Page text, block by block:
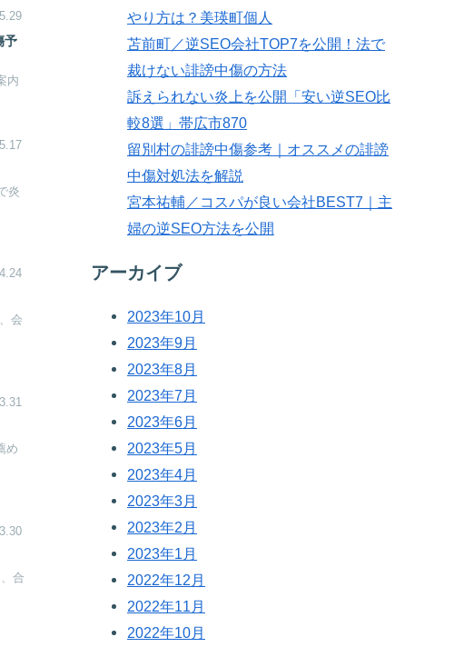
予
内
炎
会
め
合
やり方は？美瑛町個人
苫前町／逆SEO会社TOP7を公開！法で
裁けない誹謗中傷の方法
訴えられない炎上を公開「安い逆SEO比
較8選」帯広市870
留別村の誹謗中傷参考｜オススメの誹謗
中傷対処法を解説
宮本祐輔／コスパが良い会社BEST7｜主
婦の逆SEO方法を公開
アーカイブ
2023年10月
2023年9月
2023年8月
2023年7月
2023年6月
2023年5月
2023年4月
2023年3月
2023年2月
2023年1月
2022年12月
2022年11月
2022年10月